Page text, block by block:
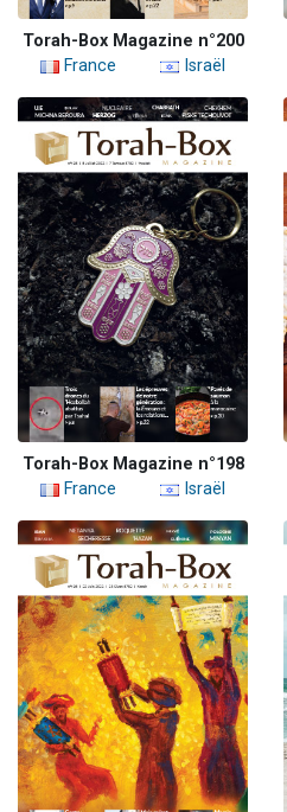
Torah-Box Magazine n°200
France
Israël
Torah-Box Magazine n°198
France
Israël